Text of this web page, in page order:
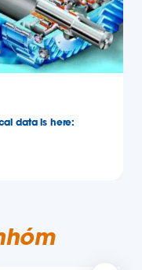
data is here: